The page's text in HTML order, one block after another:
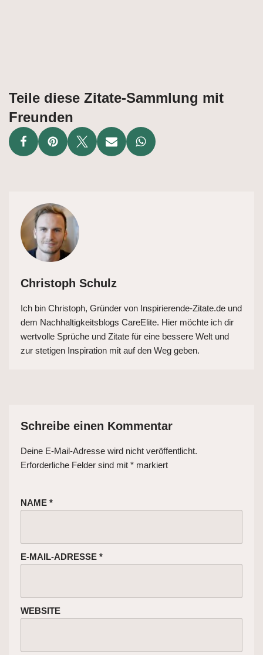
Teile diese Zitate-Sammlung mit
Freunden
Christoph Schulz
Ich bin Christoph, Gründer von Inspirierende-Zitate.de und
dem Nachhaltigkeitsblogs CareElite. Hier möchte ich dir
wertvolle Sprüche und Zitate für eine bessere Welt und
zur stetigen Inspiration mit auf den Weg geben.
Schreibe einen Kommentar
Deine E-Mail-Adresse wird nicht veröffentlicht.
Erforderliche Felder sind mit * markiert
NAME *
E-MAIL-ADRESSE *
WEBSITE